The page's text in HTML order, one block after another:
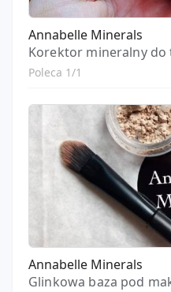
Annabelle Minerals
Korektor mineralny do
Poleca 1/1
Annabelle Minerals
Glinkowa baza pod